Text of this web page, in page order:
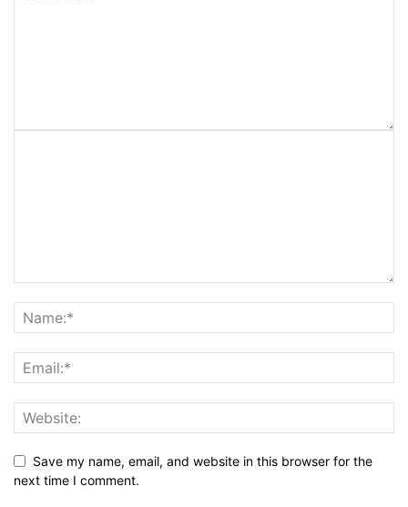
Save my name, email, and website in this browser for the
next time I comment.